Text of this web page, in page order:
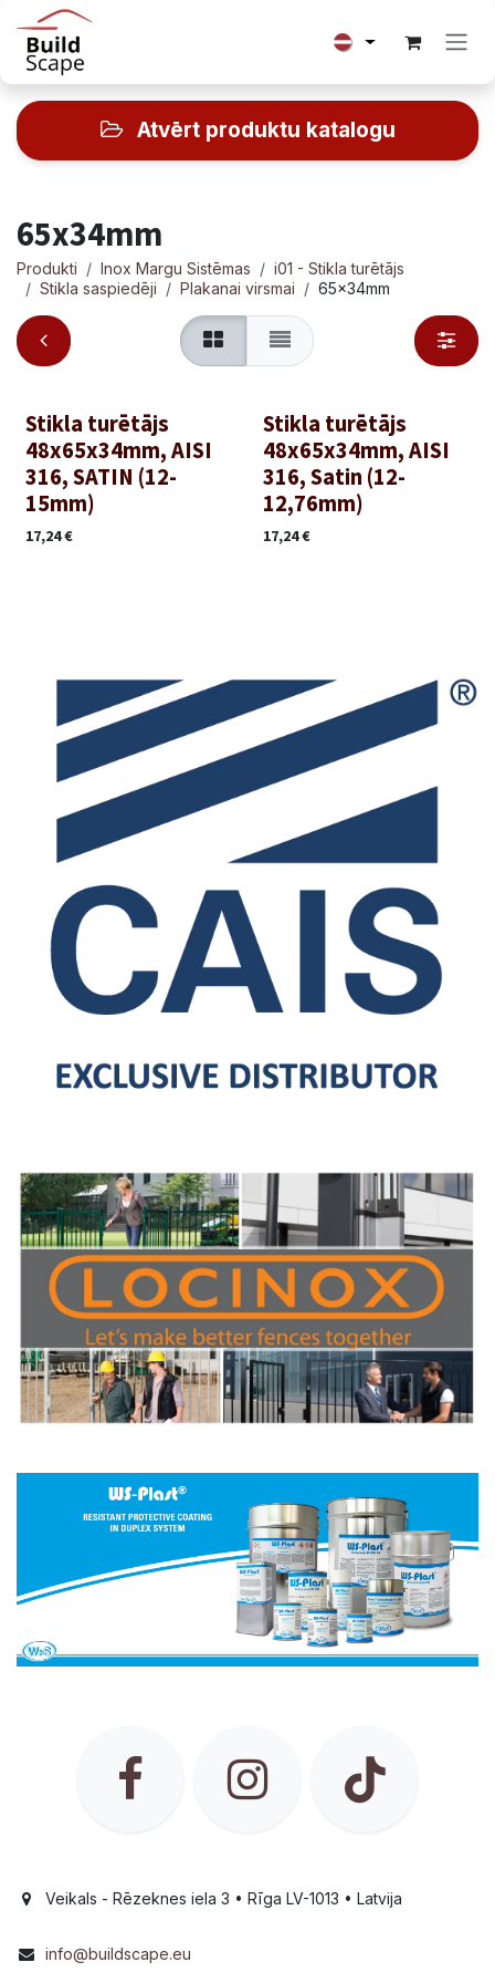
Skip to Content
Atvērt produktu katalogu
Produkti Inox Margu Sistēmas
i01 - Stikla turētājs
Stikla saspiedēji
Plakanai virsmai 65x34mm
65x34mm
Stikla turētājs
48x65x34mm, AISI
316, SATIN (12-
15mm)
17,24€
Stikla turētājs
48x65x34mm, AISI
316, Satin (12-
12,76mm)
17,24€
Veikals - Rēzeknes iela 3 • Rīga LV-1013 • Latvija
info@buildscape.eu